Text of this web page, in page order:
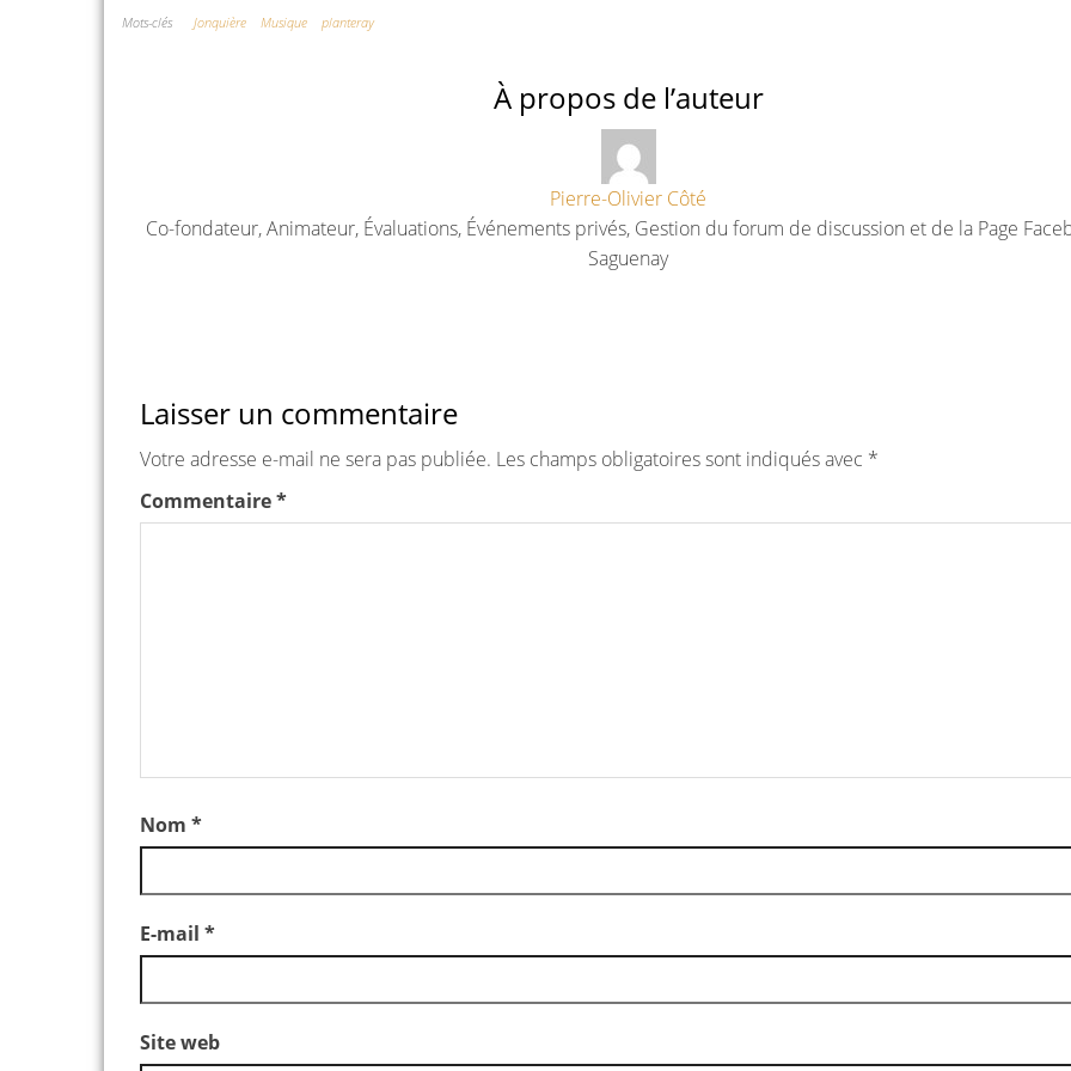
Mots-clés Jonquière Musique planteray
À propos de l’auteur
Pierre-Olivier Côté
Co-fondateur, Animateur, Évaluations, Événements privés, Gestion du forum de discussion et de la Page
Saguenay
Laisser un commentaire
Votre adresse e-mail ne sera pas publiée. Les champs obligatoires sont indiqués avec *
Commentaire*
Nom *
E-mail *
Site web